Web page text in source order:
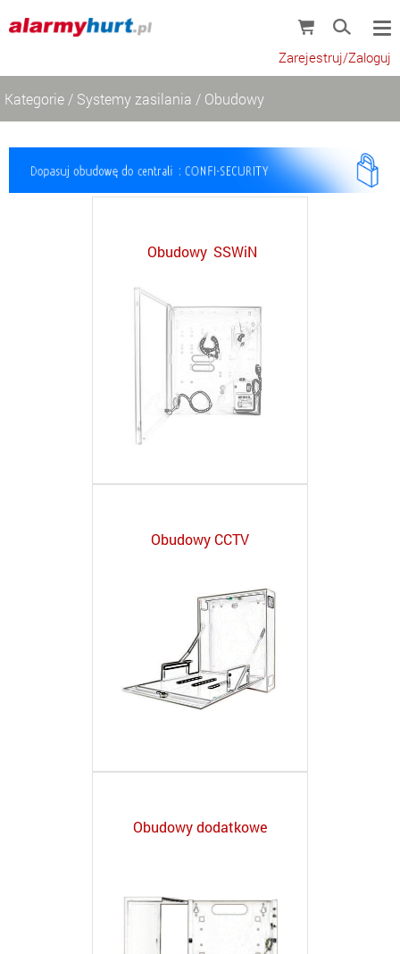
Zarejestruj/Zaloguj
Kategorie / Systemy zasilania / Obudowy